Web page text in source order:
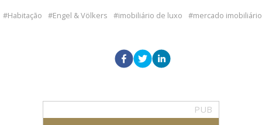
Habitação Engel & Völkers imobiliário de luxo mercado imobiliário
PUB